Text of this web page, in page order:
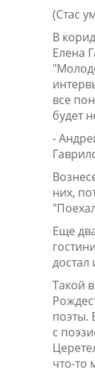
(Стас
В
Елена
все
будет
-
них,
Еще
Такой
поэты.
с
что-то